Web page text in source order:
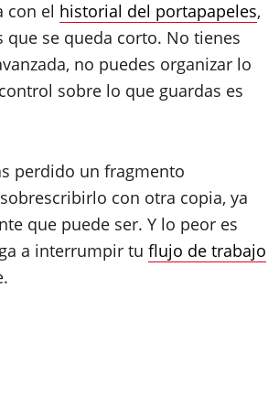
con el historial del portapapeles,
que se queda corto. No tienes
no puedes organizar lo
sobre lo que guardas es
perdido un fragmento
con otra copia, ya
que puede ser. Y lo peor es
a interrumpir tu flujo de trabajo